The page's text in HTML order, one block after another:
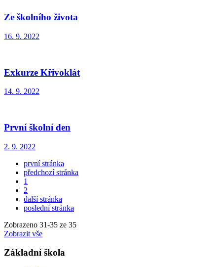
Ze školního života
16. 9. 2022
Exkurze Křivoklát
14. 9. 2022
První školní den
2. 9. 2022
první stránka
předchozí stránka
1
2
další stránka
poslední stránka
Zobrazeno 31-35 ze 35
Zobrazit vše
Základní škola